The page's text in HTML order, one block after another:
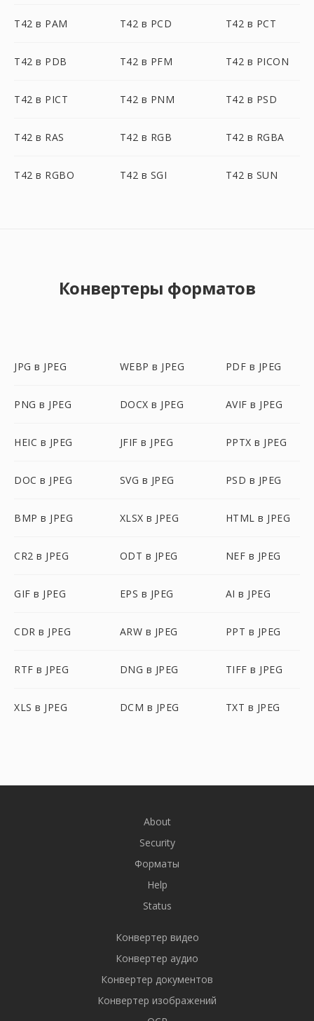
T42 в PAM T42 в PCD T42 в PCT
T42 в PDB T42 в PFM T42 в PICON
T42 в PICT T42 в PNM T42 в PSD
T42 в RAS T42 в RGB T42 в RGBA
T42 в RGBO T42 в SGI T42 в SUN
Конвертеры форматов
JPG в JPEG WEBP в JPEG PDF в JPEG
PNG в JPEG DOCX в JPEG AVIF в JPEG
HEIC в JPEG JFIF в JPEG PPTX в JPEG
DOC в JPEG SVG в JPEG PSD в JPEG
BMP в JPEG XLSX в JPEG HTML в JPEG
CR2 в JPEG ODT в JPEG NEF в JPEG
GIF в JPEG EPS в JPEG AI в JPEG
CDR в JPEG ARW в JPEG PPT в JPEG
RTF в JPEG DNG в JPEG TIFF в JPEG
XLS в JPEG DCM в JPEG TXT в JPEG
About
Security
Форматы
Help
Status
Конвертер видео
Конвертер аудио
Конвертер документов
Конвертер изображений